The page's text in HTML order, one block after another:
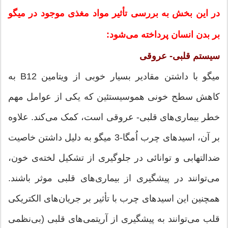
در این بخش به بررسی تأثیر مواد مغذی موجود در میگو
بر بدن انسان پرداخته می‌شود:
سیستم قلبی- عروقی
میگو با داشتن مقادیر بسیار خوبی از ویتامین B12 به
کاهش سطح خونی هموسیستئین که یکی از عوامل مهم
خطر بیماری‌های قلبی- عروقی است، کمک می‌کند. علاوه
بر آن، اسیدهای چرب اُمگا-3 میگو به دلیل داشتن خاصیت
ضدالتهابی و توانائی در جلوگیری از تشکیل لخته‌ی خون،
می‌توانند در پیشگیری از بیماری‌های قلبی موثر باشند.
همچنین این اسیدهای چرب با تأثیر بر جریان‌های الکتریکی
قلب می‌توانند به پیشگیری از آریتمی‌های قلبی (بی‌نظمی